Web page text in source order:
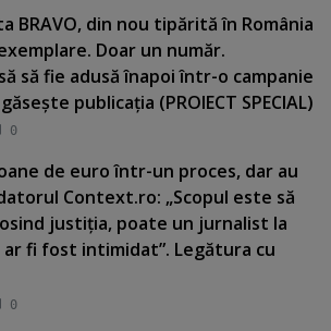
BRAVO, din nou tipărită în România
Doar un număr.
să fie adusă înapoi într-o campanie
publicaţia (PROIECT SPECIAL)
0
de euro într-un proces, dar au
Context.ro: „Scopul este să
justiţia, poate un jurnalist la
fi fost intimidat”. Legătura cu
0